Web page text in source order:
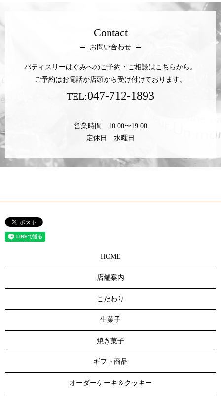
Contact
お問い合わせ
パティスリーはぐみへのご予約・ご相談はこちらから。
ご予約はお電話か店頭から受け付けております。
TEL:047-712-1893
営業時間 10:00〜19:00
定休日 水曜日
HOME
店舗案内
こだわり
生菓子
焼き菓子
ギフト商品
オーダーケーキ＆クッキー